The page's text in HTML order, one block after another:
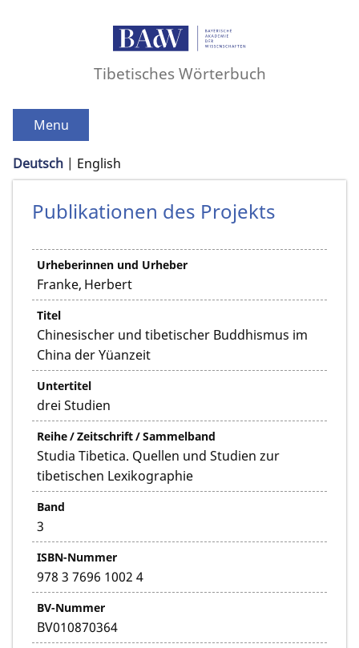
Tibetisches Wörterbuch
Menu
Deutsch English
Publikationen des Projekts
Urheberinnen und Urheber
Franke, Herbert
Titel
Chinesischer und tibetischer Buddhismus im
China der Yüanzeit
Untertitel
drei Studien
Reihe / Zeitschrift / Sammelband
Studia Tibetica. Quellen und Studien zur
tibetischen Lexikographie
Band
3
ISBN-Nummer
978 3 7696 1002 4
BV-Nummer
BV010870364